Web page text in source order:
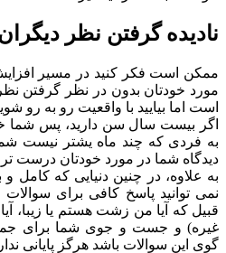
نادیده گرفتن نظر
ممکن است فکر کنید در مسیر
مورد خودتان بدون در نظر گرفتن
است اما بیایید با واقعیت رو به رو
اگر بیست سال سن دارید، پس شما
به فردی که چند ماه یشتر نیست
دیدگاه شما در مورد خودتان درست
به علاوه، در چنین دنیایی که
نمی توانید پاسخ کافی برای سوالات
قبیل که آیا من زشت هستم یا زیبا،
غیره) و جست و جوی شما برای
گوی این سوالات باشد هرگز پایانی